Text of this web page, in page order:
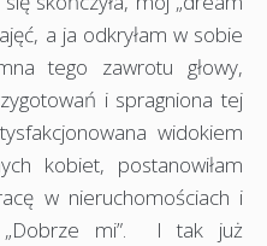
a ja odkryłam w sobie
tego zawrotu głowy,
i spragniona tej
widokiem
kobiet, postanowiłam
w nieruchomościach i
„Dobrze mi”. I tak już